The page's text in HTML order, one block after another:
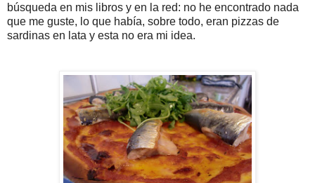
búsqueda en mis libros y en la red: no he encontrado nada
que me guste, lo que había, sobre todo, eran pizzas de
sardinas en lata y esta no era mi idea.